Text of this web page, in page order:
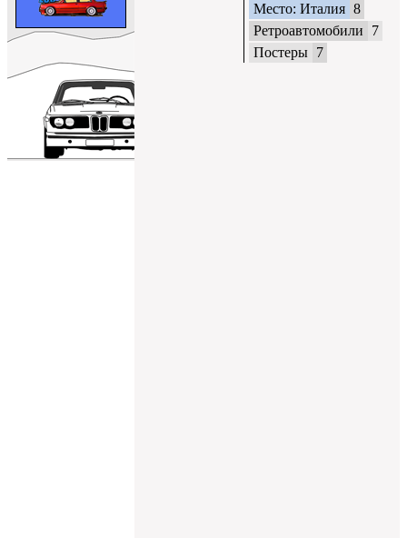
Место: Италия 8
Ретроавтомобили
7
Постеры 7